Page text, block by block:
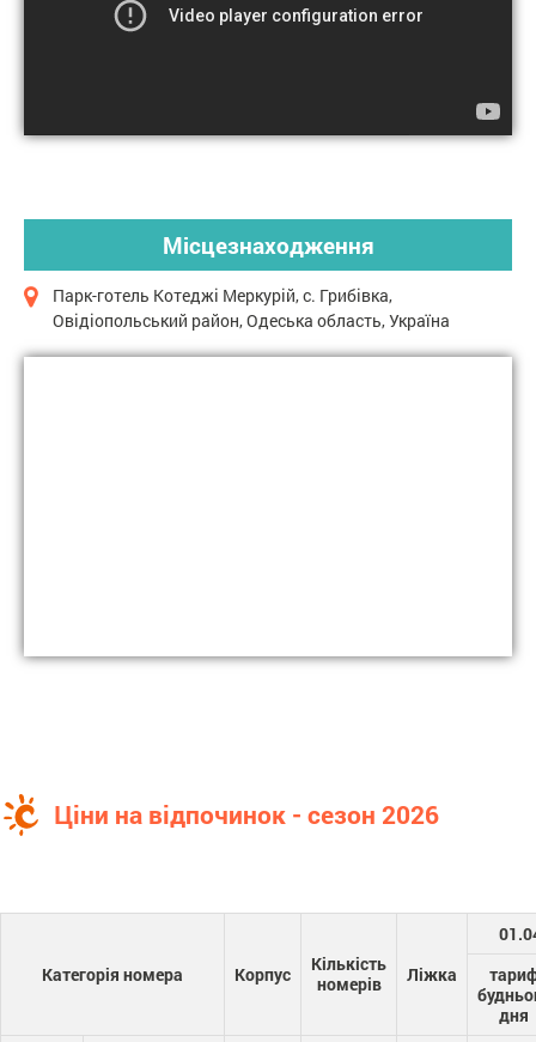
Місцезнаходження
Парк-готель Котеджі Меркурій, с. Грибівка,
Овідіопольський район, Одеська область, Україна
Ціни на відпочинок - сезон 2026
Категорія номера Корпус
Кількість
номерів
Ліжка
дня